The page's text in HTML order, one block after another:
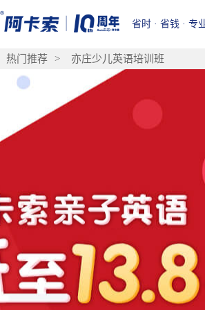
省时 · 省钱 · 专
热门推荐 > 亦庄少儿英语培训班